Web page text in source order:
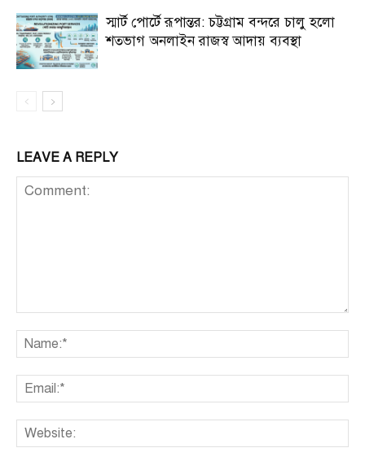
স্মার্ট পোর্টে রূপান্তর: চট্টগ্রাম বন্দরে চালু হলো
শতভাগ অনলাইন রাজস্ব আদায় ব্যবস্থা
LEAVE A REPLY